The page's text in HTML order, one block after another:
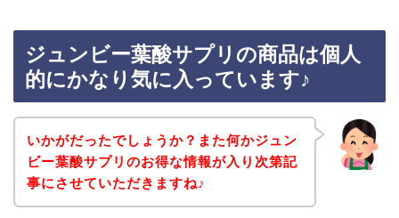
ジュンビー葉酸サプリの商品は個人
的にかなり気に入っています♪
いかがだったでしょうか？また何かジュン
ビー葉酸サプリのお得な情報が入り次第記
事にさせていただきますね♪